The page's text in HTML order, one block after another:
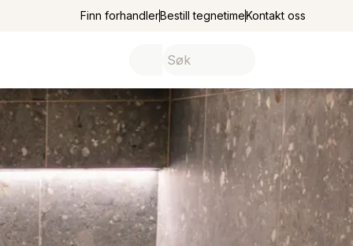
Finn forhandlerBestill tegnetimeKontakt oss